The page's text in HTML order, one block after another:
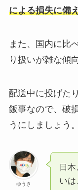
による損失に備
また、国内に比
り扱いが雑な傾
配送中に投げた
飯事なので、破
うにしましょう。
ゆうき
日
いは